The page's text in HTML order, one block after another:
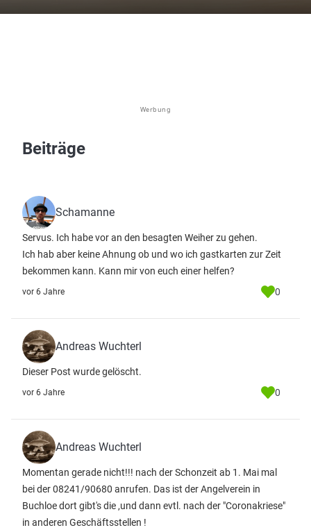
Werbung
Beiträge
Schamanne
Servus. Ich habe vor an den besagten Weiher zu gehen.
Ich hab aber keine Ahnung ob und wo ich gastkarten zur Zeit
bekommen kann. Kann mir von euch einer helfen?
vor 6 Jahre 0
Andreas Wuchterl
Dieser Post wurde gelöscht.
vor 6 Jahre 0
Andreas Wuchterl
Momentan gerade nicht!!! nach der Schonzeit ab 1. Mai mal
bei der 08241/90680 anrufen. Das ist der Angelverein in
Buchloe dort gibt's die ,und dann evtl. nach der "Coronakriese"
in anderen Geschäftsstellen !